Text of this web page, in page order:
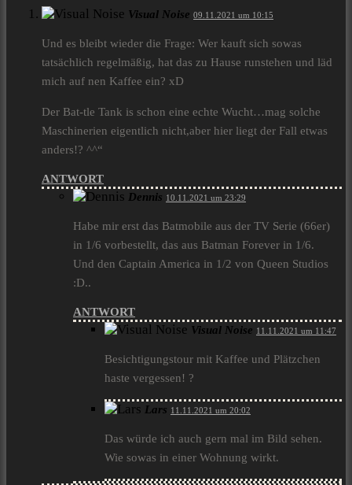
Visual Noise 09.11.2021 um 10:15
Und es bleibt wieder die Frage: Wer kauft sich sowas
tatsächlich regelmäßig, hat das zu Hause runstehen und läd
mich auf nen Kaffee ein? xD
Der Bat-tle Tank is schon eine echte Wucht…mag solche
Maschinerien eigentlich nicht,aber hier liegt der Fall etwas
anders!? ^^“
ANTWORT
Dennis 10.11.2021 um 23:29
Habe mir erst das Batmobile aus der TV Serie (66er)
in 1/6 vorbestellt, das aus Batman Forever in 1/6.
Und den Captain America in 1/2 von Queen Studios
:D..
ANTWORT
Visual Noise 11.11.2021 um 11:47
Besichtigungstour mit Kaffee und Plätzchen
haste vergessen! ?
Lars 11.11.2021 um 20:02
Das würde ich auch gern mal im Bild sehen.
Wie sowas in einer Wohnung wirkt.